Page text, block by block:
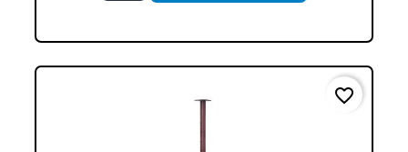
favorite_border